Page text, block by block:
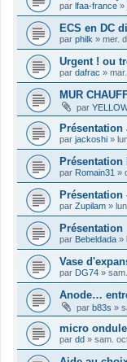
par lfaa-france »
ECS en DC
par philk » mer.
Urgent ! ou
par dafrac »
MUR
par
Présentation
par jackoshi »
Présentation
par Romain31 »
Présentation
par Zupilam »
Présentation
par Bebeldada »
Vase
par DG74 »
Anode…
par b83s »
micro
par dd » sam.